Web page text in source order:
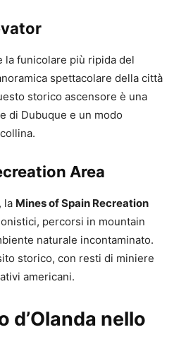
la funicolare più ripida del
spettacolare della città
storico ascensore è una
di Dubuque e un modo
Area
la Mines of Spain Recreation
percorsi in mountain
naturale incontaminato.
storico, con resti di miniere
americani.
d’Olanda nello